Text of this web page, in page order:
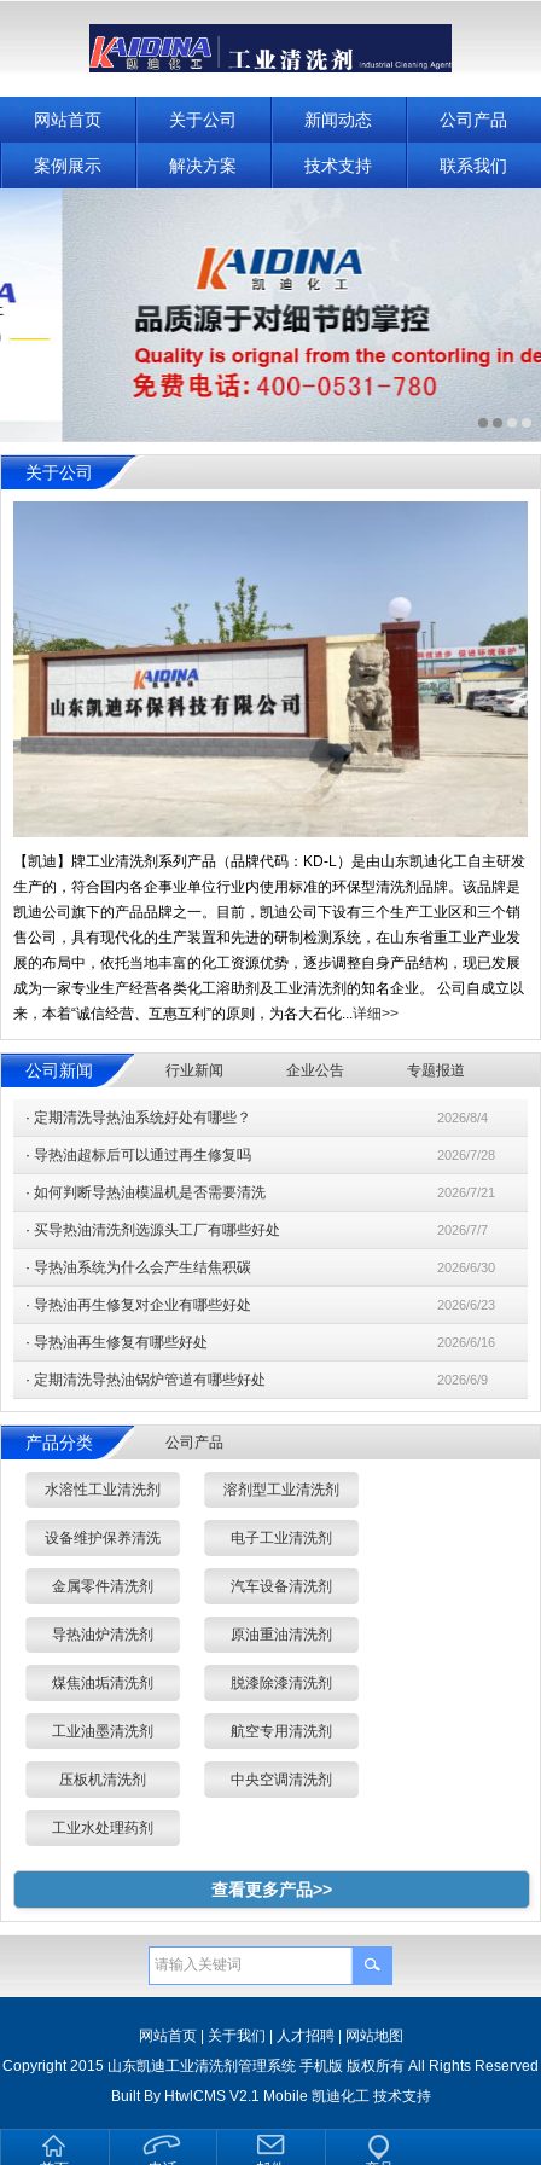
网站首页 关于公司 新闻动态 公司产品
案例展示 解决方案 技术支持 联系我们
关于公司
【凯迪】牌工业清洗剂系列产品（品牌代码：KD-L）是由山东凯迪化工自主研发
生产的，符合国内各企事业单位行业内使用标准的环保型清洗剂品牌。该品牌是
凯迪公司旗下的产品品牌之一。目前，凯迪公司下设有三个生产工业区和三个销
售公司，具有现代化的生产装置和先进的研制检测系统，在山东省重工业产业发
展的布局中，依托当地丰富的化工资源优势，逐步调整自身产品结构，现已发展
成为一家专业生产经营各类化工溶助剂及工业清洗剂的知名企业。 公司自成立以
来，本着“诚信经营、互惠互利”的原则，为各大石化... 详细>>
公司新闻 行业新闻 企业公告 专题报道
· 定期清洗导热油系统好处有哪些？ 2026/8/4
· 导热油超标后可以通过再生修复吗 2026/7/28
· 如何判断导热油模温机是否需要清洗 2026/7/21
· 买导热油清洗剂选源头工厂有哪些好处 2026/7/7
· 导热油系统为什么会产生结焦积碳 2026/6/30
· 导热油再生修复对企业有哪些好处 2026/6/23
· 导热油再生修复有哪些好处 2026/6/16
· 定期清洗导热油锅炉管道有哪些好处 2026/6/9
产品分类 公司产品
水溶性工业清洗剂 溶剂型工业清洗剂
设备维护保养清洗 电子工业清洗剂
金属零件清洗剂 汽车设备清洗剂
导热油炉清洗剂 原油重油清洗剂
煤焦油垢清洗剂 脱漆除漆清洗剂
工业油墨清洗剂 航空专用清洗剂
压板机清洗剂 中央空调清洗剂
工业水处理药剂
查看更多产品>>
网站首页| 关于我们 | 人才招聘| 网站地图
Copyright 2015 山东凯迪工业清洗剂管理系统 手机版 版权所有 All Rights Reserved
Built By HtwlCMS V2.1 Mobile 凯迪化工 技术支持